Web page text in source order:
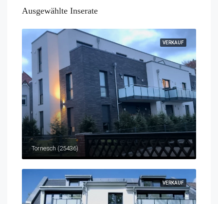
Ausgewählte Inserate
VERKAUF
Tornesch (25436)
VERKAUF